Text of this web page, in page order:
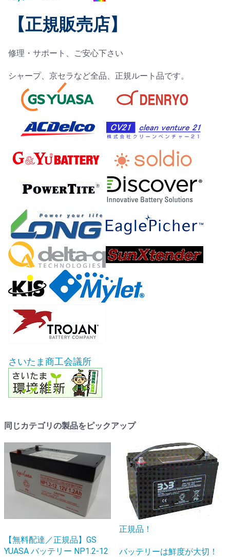
【正規販売店】
修理・サポート、ご安心下さい
シャープ、京セラなど全品、正規ルート品です。
さいたま商工会議所
同じカテゴリの製品をピックアップ
【無料配達／正規品】GS
YUASA バッテリー NP1.2-12
正規品！
バッテリーは鮮度が大切！